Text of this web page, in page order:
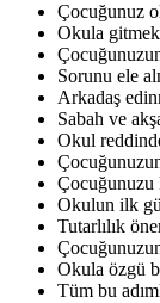
Çocuğunuz
Okula
Sorunu ele
Arkadaş
Sabah ve
Okul
Çocuğunuzu
Okulun ilk
Tutarlılık
Okula özgü
Tüm bu